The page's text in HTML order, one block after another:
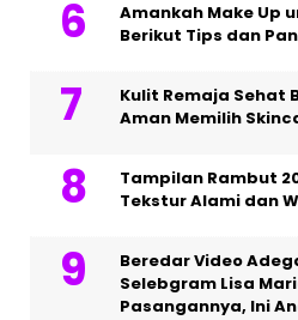
Amankah Make Up
Berikut Tips dan
Kulit Remaja Sehat
Aman Memilih
Tampilan Rambut
Tekstur Alami dan
Beredar Video
Selebgram Lisa
Pasangannya, Ini